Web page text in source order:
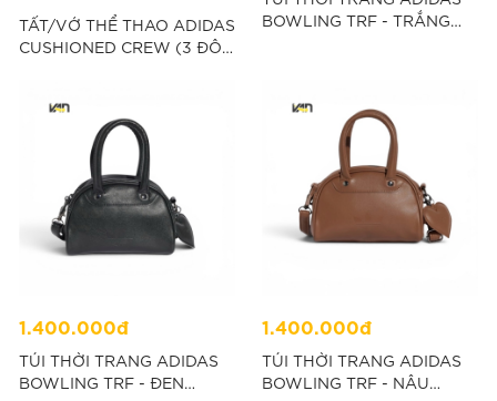
TẤT/VỚ THỂ THAO ADIDAS
CUSHIONED CREW (3 ĐÔI)
BOWLING TRF - TRẮNG
1.400.000đ
TÚI THỜI TRANG ADIDAS
BOWLING TRF - ĐEN
1.400.000đ
TÚI THỜI TRANG ADIDAS
BOWLING TRF - NÂU